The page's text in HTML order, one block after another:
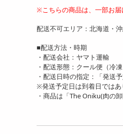
※こちらの商品は、一部お
配送不可エリア：北海道・
■配送方法・時期
・配送会社：ヤマト運輸
・配送形態：クール便（冷凍
・配送日時の指定：「発送
※発送予定日は到着日ではあ
・商品は「The Oniku(肉の